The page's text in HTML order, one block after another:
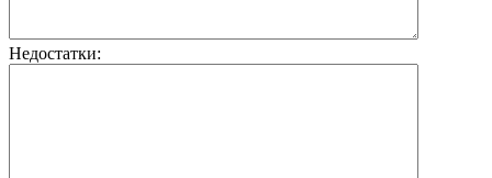
Недостатки: